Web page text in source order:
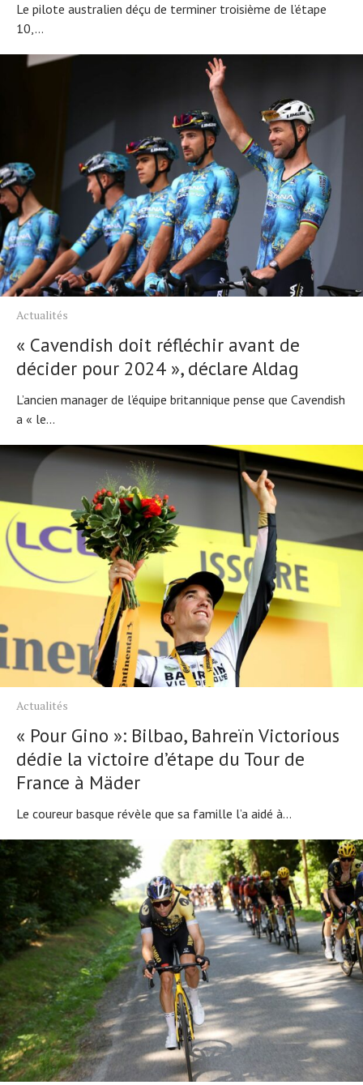
Le pilote australien déçu de terminer troisième de l’étape
10,...
Actualités
« Cavendish doit réfléchir avant de
décider pour 2024 », déclare Aldag
L’ancien manager de l’équipe britannique pense que Cavendish
a « le...
Actualités
« Pour Gino »: Bilbao, Bahreïn Victorious
dédie la victoire d’étape du Tour de
France à Mäder
Le coureur basque révèle que sa famille l’a aidé à...